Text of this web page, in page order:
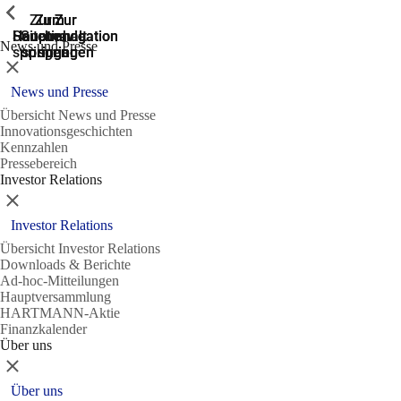
Zur
Suche
springen
Zur
Hauptnavigation
springen
Zur
Hauptnavigation
springen
Zum
Hauptinhalt
springen
Zum
Seitenende
springen
News und Presse
Zeige vorherige
Schließen
News und Presse
Übersicht News und Presse
Innovationsgeschichten
Kennzahlen
Pressebereich
Investor Relations
Zeige vorherige
Schließen
Investor Relations
Übersicht Investor Relations
Downloads & Berichte
Ad-hoc-Mitteilungen
Hauptversammlung
HARTMANN-Aktie
Finanzkalender
Über uns
Zeige vorherige
Schließen
Über uns
Zeige vorherige